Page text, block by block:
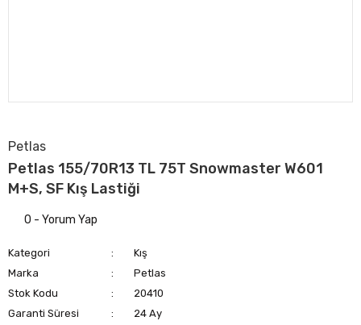
Petlas
Petlas 155/70R13 TL 75T Snowmaster W601
M+S, SF Kış Lastiği
0 - Yorum Yap
Kategori
Kış
Marka
Petlas
Stok Kodu
20410
Garanti Süresi
24 Ay